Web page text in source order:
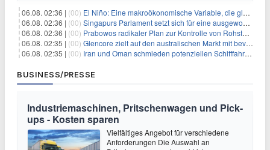
06.08. 02:36 | (00) El Niño: Eine makroökonomische Variable, die globale Wirtschaftslandschaften umgestaltet
06.08. 02:36 | (00) Singapurs Parlament setzt sich für eine ausgewogene wirtschaftliche Zukunft ein
06.08. 02:36 | (00) Prabowos radikaler Plan zur Kontrolle von Rohstoffexporten steht vor konkurrierenden Visionen
06.08. 02:35 | (00) Glencore zielt auf den australischen Markt mit bevorstehendem Sekundärlisting
06.08. 02:35 | (00) Iran und Oman schmieden potenziellen Schifffahrtsvertrag im Hormuskanal
BUSINESS/PRESSE
Industriemaschinen, Pritschenwagen und Pick-
ups - Kosten sparen
Vielfältiges Angebot für verschiedene
Anforderungen Die Auswahl an